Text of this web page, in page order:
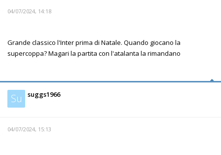
04/07/2024, 14:18
Grande classico l'Inter prima di Natale. Quando giocano la
supercoppa? Magari la partita con l'atalanta la rimandano
Su suggs1966
04/07/2024, 15:13